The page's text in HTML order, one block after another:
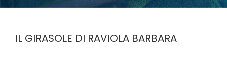
IL GIRASOLE DI RAVIOLA BARBARA